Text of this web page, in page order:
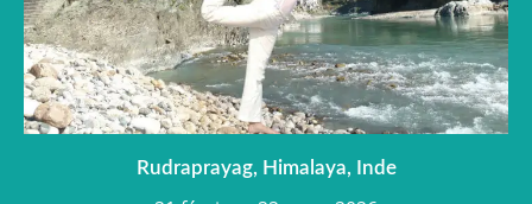
Rudraprayag, Himalaya, Inde